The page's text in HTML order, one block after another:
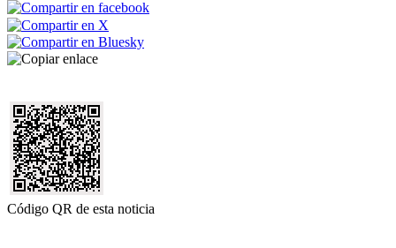
Código QR de esta noticia